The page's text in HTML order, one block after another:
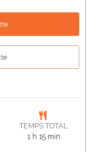
TEMPS TOTAL
1 heure
h 15minutes
min